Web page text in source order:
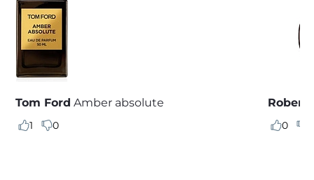
Tom Ford Amber absolute
1 0 0